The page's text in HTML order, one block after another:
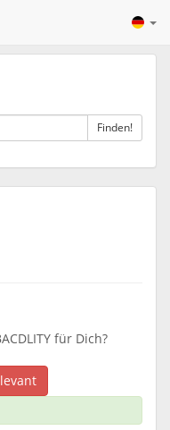
Finden!
für Dich?